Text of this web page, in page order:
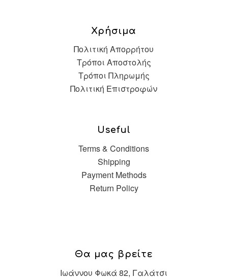
Χρήσιμα
Πολιτική Απορρήτου
Τρόποι Αποστολής
Τρόποι Πληρωμής
Πολιτική Επιστροφών
Useful
Terms & Conditions
Shipping
Payment Methods
Return Policy
Θα μας βρείτε
Ιωάννου Φωκά 82, Γαλάτσι